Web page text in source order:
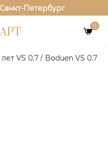
Петербург
0